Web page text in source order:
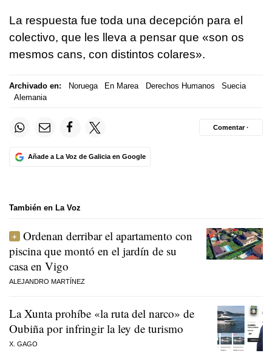
La respuesta fue toda una decepción para el
colectivo, que les lleva a pensar que «son os
mesmos cans, con distintos colares».
Archivado en: Noruega En Marea Derechos Humanos
Suecia
Alemania
Añade a La Voz de Galicia en Google
Comentar ·
También en La Voz
Ordenan derribar el apartamento con
piscina que montó en el jardín de su
casa en Vigo
ALEJANDRO MARTÍNEZ
La Xunta prohíbe «la ruta del narco» de
Oubiña por infringir la ley de turismo
X. GAGO